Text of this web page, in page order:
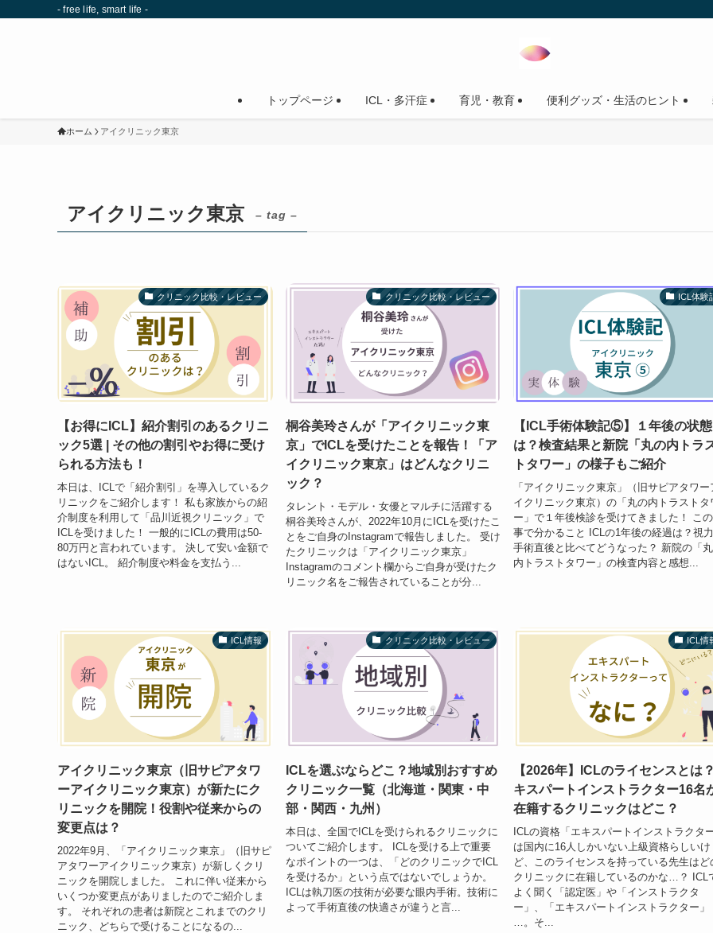
- free life, smart life -
トップページ ICL・多汗症 育児・教育 便利グッズ・生活のヒント
ホーム アイクリニック東京
アイクリニック東京 – tag –
クリニック比較・レビュー
【お得にICL】紹介割引のあるクリニ
ック5選 | その他の割引やお得に受け
られる方法も！
本日は、ICLで「紹介割引」を導入しているク
リニックをご紹介します！ 私も家族からの紹
介制度を利用して「品川近視クリニック」で
ICLを受けました！ 一般的にICLの費用は50-
80万円と言われています。 決して安い金額で
はないICL。 紹介制度や料金を支払う...
クリニック比較・レビュー
桐谷美玲さんが「アイクリニック東
京」でICLを受けたことを報告！「ア
イクリニック東京」はどんなクリニ
ック？
タレント・モデル・女優とマルチに活躍する
桐谷美玲さんが、2022年10月にICLを受けたこ
とをご自身のInstagramで報告しました。 受け
たクリニックは「アイクリニック東京」
Instagramのコメント欄からご自身が受けたク
リニック名をご報告されていることが分...
ICL体験
【ICL手術体験記⑤】１年後の状態
は？検査結果と新院「丸の内トラ
トタワー」の様子もご紹介
「アイクリニック東京」（旧サピアタワー
イクリニック東京）の「丸の内トラストタ
ー」で１年後検診を受けてきました！ こ
事で分かること ICLの1年後の経過は？視
手術直後と比べてどうなった？ 新院の「
内トラストタワー」の検査内容と感想...
ICL情報
アイクリニック東京（旧サピアタワ
ーアイクリニック東京）が新たにク
リニックを開院！役割や従来からの
変更点は？
2022年9月、「アイクリニック東京」（旧サピ
アタワーアイクリニック東京）が新しくクリ
ニックを開院しました。 これに伴い従来から
いくつか変更点がありましたのでご紹介しま
す。 それぞれの患者は新院とこれまでのクリ
ニック、どちらで受けることになるの...
クリニック比較・レビュー
ICLを選ぶならどこ？地域別おすすめ
クリニック一覧（北海道・関東・中
部・関西・九州）
本日は、全国でICLを受けられるクリニックに
ついてご紹介します。 ICLを受ける上で重要
なポイントの一つは、「どのクリニックでICL
を受けるか」という点ではないでしょうか。
ICLは執刀医の技術が必要な眼内手術。技術に
よって手術直後の快適さが違うと言...
ICL情
【2026年】ICLのライセンスとは
キスパートインストラクター16名
在籍するクリニックはどこ？
ICLの資格「エキスパートインストラクター
は国内に16人しかいない上級資格らしいけ
ど、このライセンスを持っている先生はど
クリニックに在籍しているのかな…？ ICL
よく聞く「認定医」や「インストラクタ
ー」、「エキスパートインストラクター」
…。そ...